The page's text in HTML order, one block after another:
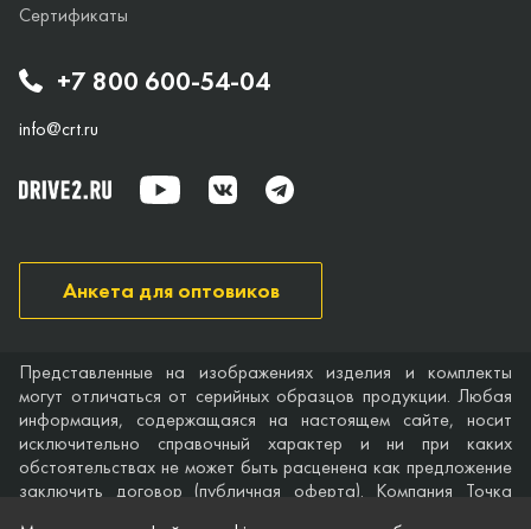
+7 800 600-54-04
info@crt.ru
Сертификаты
Анкета для оптовиков
Представленные на изображениях изделия и комплекты
могут отличаться от серийных образцов продукции. Любая
информация, содержащаяся на настоящем сайте, носит
исключительно справочный характер и ни при каких
обстоятельствах не может быть расценена как предложение
заключить договор (публичная оферта). Компания Точка